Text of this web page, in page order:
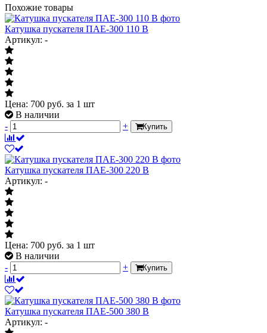
Похожие товары
Катушка пускателя ПАЕ-300 110 В
Артикул: -
Цена: 700 руб. за 1 шт
В наличии
-
+ Купить
Катушка пускателя ПАЕ-300 220 В
Артикул: -
Цена: 700 руб. за 1 шт
В наличии
-
+ Купить
Катушка пускателя ПАЕ-500 380 В
Артикул: -